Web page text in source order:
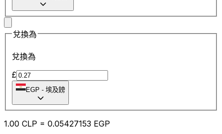
兌換為
兌換為
£
EGP - 埃及鎊
1.00 CLP = 0.05427153 EGP